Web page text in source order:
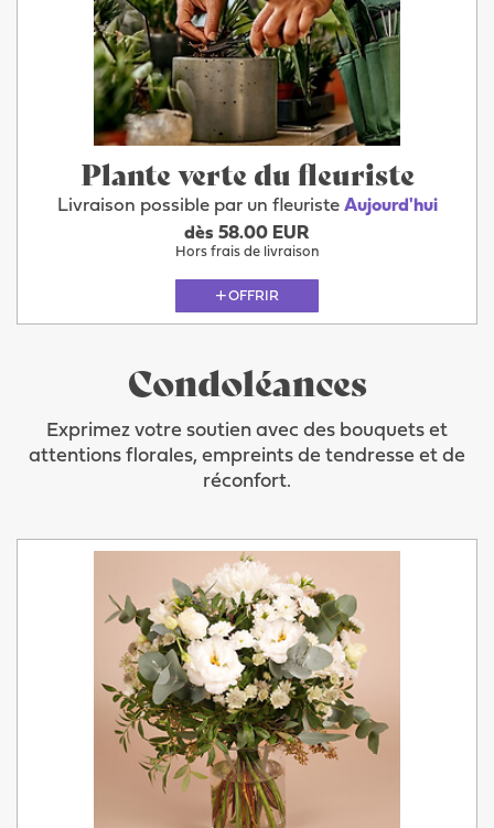
Plante verte du fleuriste
Livraison possible par un fleuriste Aujourd'hui
dès 58.00 EUR
Hors frais de livraison
OFFRIR
Condoléances
Exprimez votre soutien avec des bouquets et
attentions florales, empreints de tendresse et de
réconfort.